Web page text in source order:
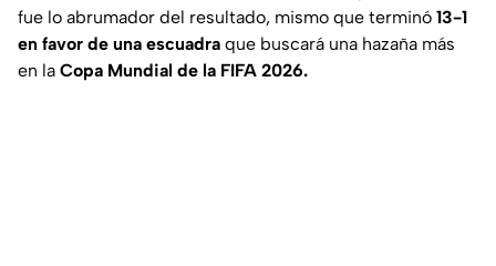
fue lo abrumador del resultado, mismo que terminó 13-1
en favor de una escuadra que buscará una hazaña más
en la Copa Mundial de la FIFA 2026.